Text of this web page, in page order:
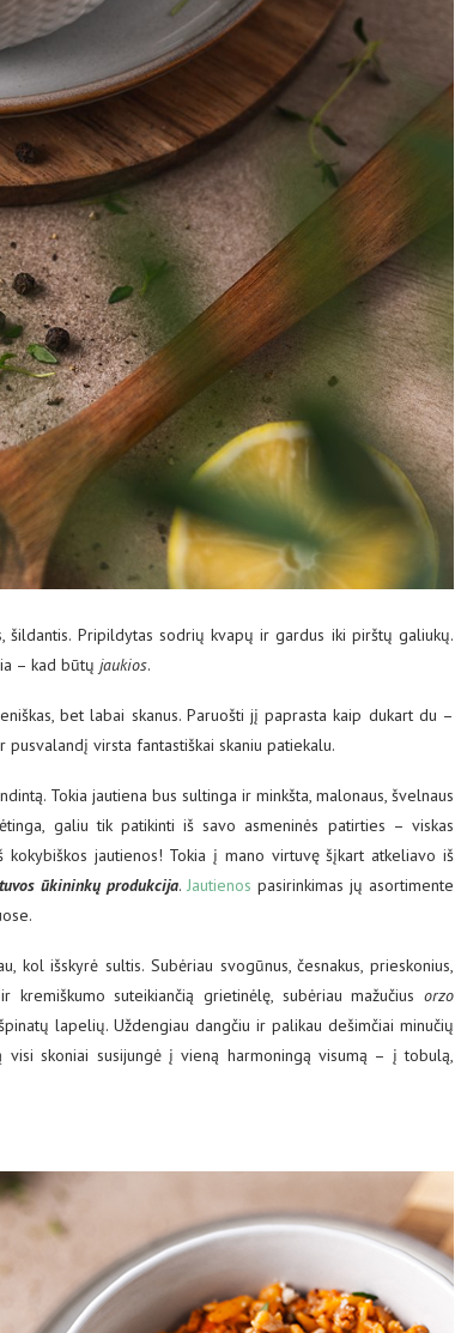
šildantis. Pripildytas sodrių kvapų ir gardus iki pirštų galiukų.
– kad būtų jaukios.
bet labai skanus. Paruošti jį paprasta kaip dukart du –
virsta fantastiškai skaniu patiekalu.
Tokia jautiena bus sultinga ir minkšta, malonaus, švelnaus
galiu tik patikinti iš savo asmeninės patirties – viskas
jautienos! Tokia į mano virtuvę šįkart atkeliavo iš
ūkininkų produkcija. Jautienos pasirinkimas jų asortimente
kol išskyrė sultis. Subėriau svogūnus, česnakus, prieskonius,
suteikiančią grietinėlę, subėriau mažučius orzo
lapelių. Uždengiau dangčiu ir palikau dešimčiai minučių
skoniai susijungė į vieną harmoningą visumą – į tobulą,